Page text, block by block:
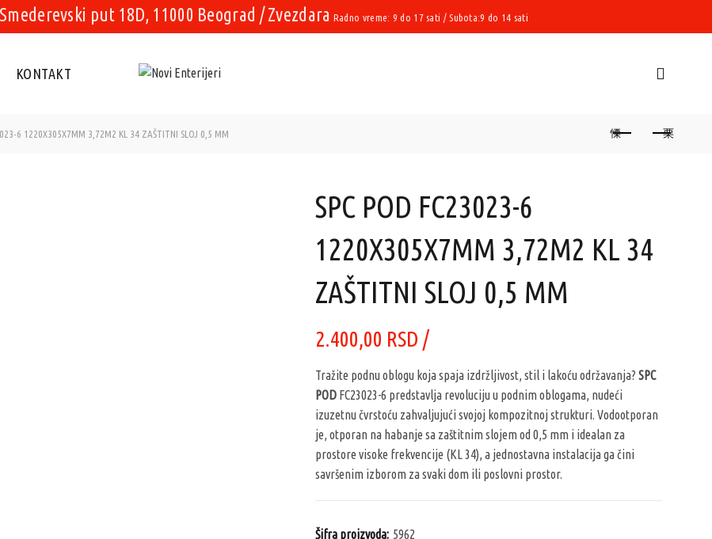
Smederevski put 18D, 11000 Beograd / Zvezdara Radno vreme: 9 do 17 sati / Subota:9 do 14 sati
KONTAKT
6 1220X305X7MM 3,72M2 KL 34 ZAŠTITNI SLOJ 0,5 MM
SPC POD FC23023-6
1220X305X7MM 3,72M2 KL 34
ZAŠTITNI SLOJ 0,5 MM
2.400,00 RSD /
Tražite podnu oblogu koja spaja izdržljivost, stil i lakoću održavanja?SPC
POD FC23023-6 predstavlja revoluciju u podnim oblogama, nudeći
izuzetnu čvrstoću zahvaljujući svojoj kompozitnoj strukturi. Vodootporan
je, otporan na habanje sa zaštitnim slojem od 0,5 mm i idealan za
prostore visoke frekvencije (KL 34), a jednostavna instalacija ga čini
savršenim izborom za svaki dom ili poslovni prostor.
Šifra proizvoda: 5962